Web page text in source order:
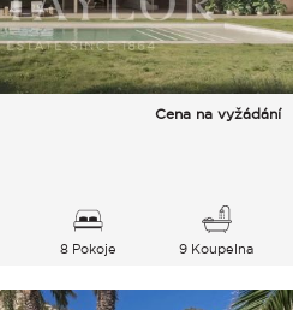
Cena na vyžádání
8 Pokoje 9 Koupelna